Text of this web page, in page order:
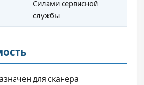
Силами сервисной
службы
для сканера